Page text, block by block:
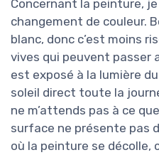
Concernant la peinture, je
changement de couleur.
blanc, donc c’est moins
vives qui peuvent passer
est exposé à la lumière
soleil direct toute la
ne m’attends pas à ce
surface ne présente pas
où la peinture se décolle,